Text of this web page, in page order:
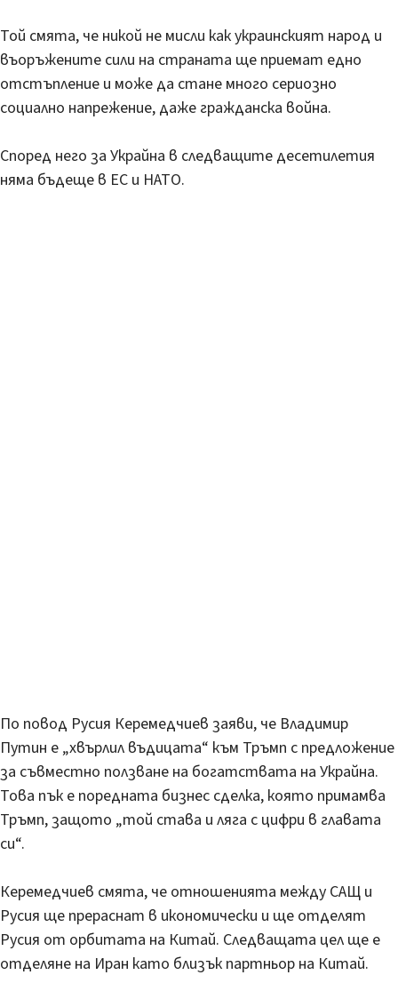
Той смята, че никой не мисли как украинският народ и
въоръжените сили на страната ще приемат едно
отстъпление и може да стане много сериозно
социално напрежение, даже гражданска война.
Според него за Украйна в следващите десетилетия
няма бъдеще в ЕС и НАТО.
По повод Русия Керемедчиев заяви, че Владимир
Путин е „хвърлил въдицата“ към Тръмп с предложение
за съвместно ползване на богатствата на Украйна.
Това пък е поредната бизнес сделка, която примамва
Тръмп, защото „той става и ляга с цифри в главата
си“.
Керемедчиев смята, че отношенията между САЩ и
Русия ще прераснат в икономически и ще отделят
Русия от орбитата на Китай. Следващата цел ще е
отделяне на Иран като близък партньор на Китай.